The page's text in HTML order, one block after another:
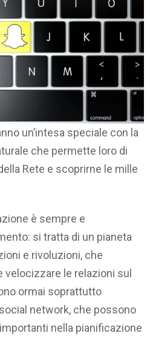
un’intesa speciale con la
che permette loro di
Rete e scoprirne le mille
è sempre e
si tratta di un pianeta
e rivoluzioni, che
le relazioni sul
ormai soprattutto
network, che possono
nella pianificazione